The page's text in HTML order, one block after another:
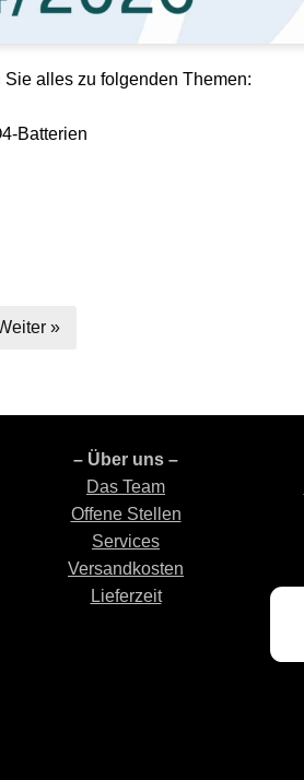
Sie alles zu folgenden Themen:
Batterien
»
– Über uns –
Das Team
Offene Stellen
Services
Versandkosten
Lieferzeit